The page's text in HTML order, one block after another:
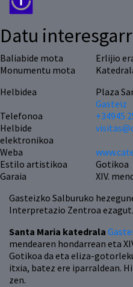
Gasteizko Salburuko
Interpretazio Zentroa
Santa Maria katedrala
mendearen hondarrean eta
Gotikoa da eta eliza-
itxia, batez ere iparraldean.
zen.
Datu
Baliabide mota
Erlijio
Monumentu mota
Helbidea
Plaza
Gasteiz
Telefonoa
+34945
Helbide
elektronikoa
Weba
Estilo artistikoa
Gotikoa
Garaia
XIV.